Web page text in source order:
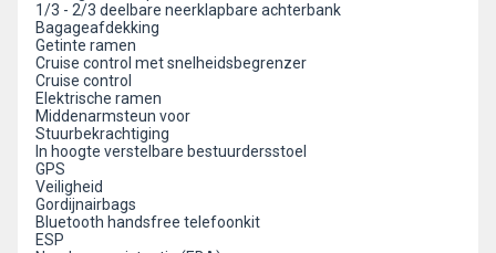
1/3 - 2/3 deelbare neerklapbare achterbank
Bagageafdekking
Getinte ramen
Cruise control met snelheidsbegrenzer
Cruise control
Elektrische ramen
Middenarmsteun voor
Stuurbekrachtiging
In hoogte verstelbare bestuurdersstoel
GPS
Veiligheid
Gordijnairbags
Bluetooth handsfree telefoonkit
ESP